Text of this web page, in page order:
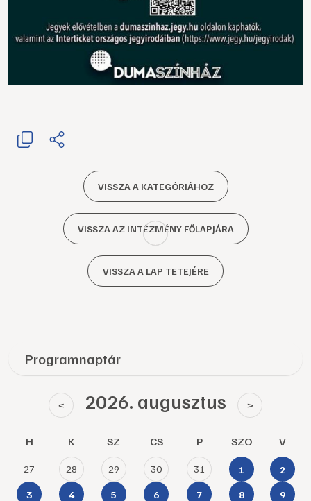
VISSZA A KATEGÓRIÁHOZ
VISSZA AZ INTÉZMÉNY FŐLAPJÁRA
VISSZA A LAP TETEJÉRE
Programnaptár
< 2026. augusztus >
H K SZ CS P SZO V
27 28 29 30 31 1 2
3 4 5 6 7 8 9